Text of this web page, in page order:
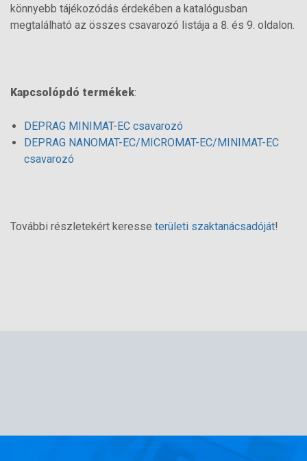
könnyebb tájékozódás érdekében a katalógusban
megtalálható az összes csavarozó listája a 8. és 9. oldalon.
Kapcsolópdó termékek:
DEPRAG MINIMAT-EC csavarozó
DEPRAG NANOMAT-EC/MICROMAT-EC/MINIMAT-EC
csavarozó
További részletekért keresse területi szaktanácsadóját!